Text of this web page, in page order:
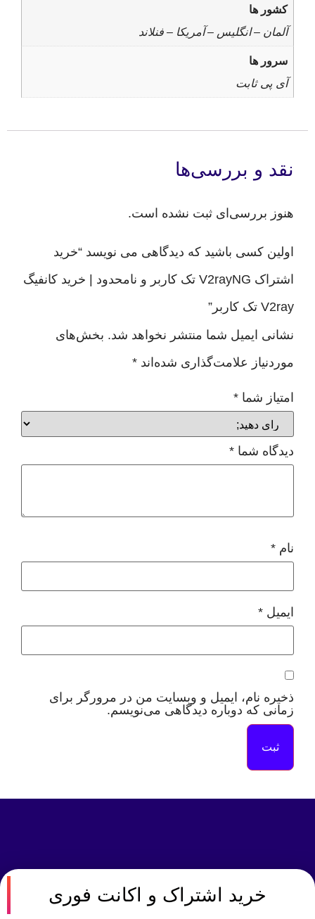
– انگلیس – آمریکا – فنلاند
ثابت
و بررسی‌ها
بررسی‌ای ثبت نشده است.
کسی باشید که دیدگاهی می نویسد “خرید
اشتراک V2rayNG تک کاربر و نامحدود | خرید کانفیگ
ایمیل شما منتشر نخواهد شد. بخش‌های
علامت‌گذاری شده‌اند*
شما*
شما*
نام، ایمیل و وبسایت من در مرورگر برای
که دوباره دیدگاهی می‌نویسم.
خرید اشتراک و اکانت فوری